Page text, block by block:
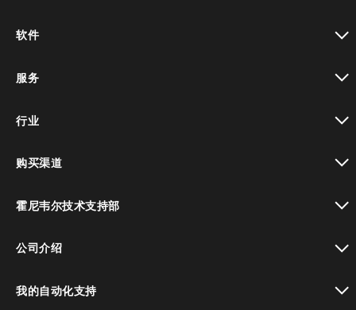
软件
服务
行业
购买渠道
霍尼韦尔技术支持部
公司介绍
我的自动化支持